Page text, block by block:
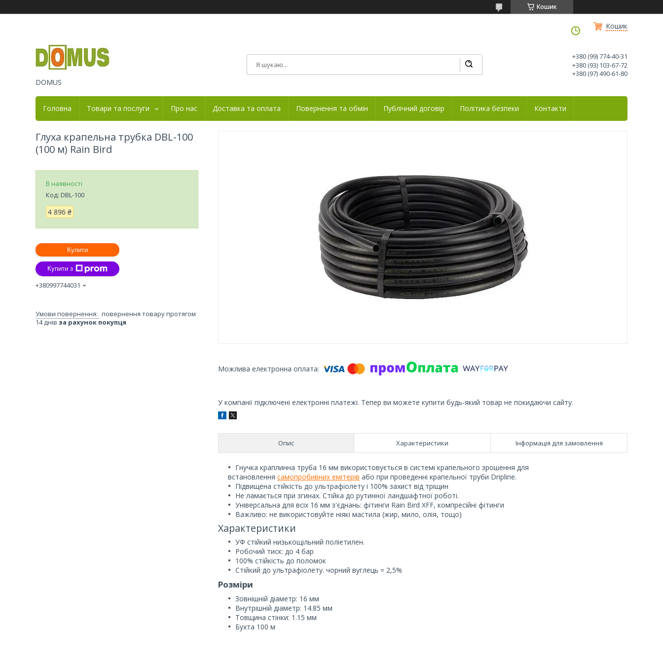
Кошик
Кошик
DOMUS
+380 (99) 774-40-31
+380 (93) 103-67-72
+380 (97) 490-61-80
Головна Товари та послуги Про нас Доставка та оплата Повернення та обмін Публічний договір Політика безпеки Контакти
У компанії підключені електронні платежі. Тепер ви можете купити будь-який товар не покидаючи сайту.
Опис Характеристики Інформація для замовлення
Гнучка краплинна труба 16 мм використовується в системі крапельного зрошення для
встановлення самопробивних емітерів або при проведенні крапельної труби Dripline.
Підвищена стійкість до ультрафіолету і 100% захист від тріщин
Не ламається при згинах. Стійка до рутинної ландшафтної роботі.
Універсальна для всіх 16 мм з'єднань: фітинги Rain Bird XFF, компресійні фітинги
Важливо: не використовуйте ніякі мастила (жир, мило, олія, тощо)
Характеристики
УФ стійкий низькощільний поліетилен.
Робочий тиск: до 4 бар
100% стійкість до поломок
Стійкий до ультрафіолету. чорний вуглець = 2,5%
Розміри
Зовнішній діаметр: 16 мм
Внутрішній діаметр: 14.85 мм
Товщина стінки: 1.15 мм
Бухта 100 м
Глуха крапельна трубка DBL-100
(100 м) Rain Bird
В наявності
Код: DBL-100
4 896 ₴
Купити
Купити з
+380997744031
повернення товару протягом
14 днів за рахунок покупця